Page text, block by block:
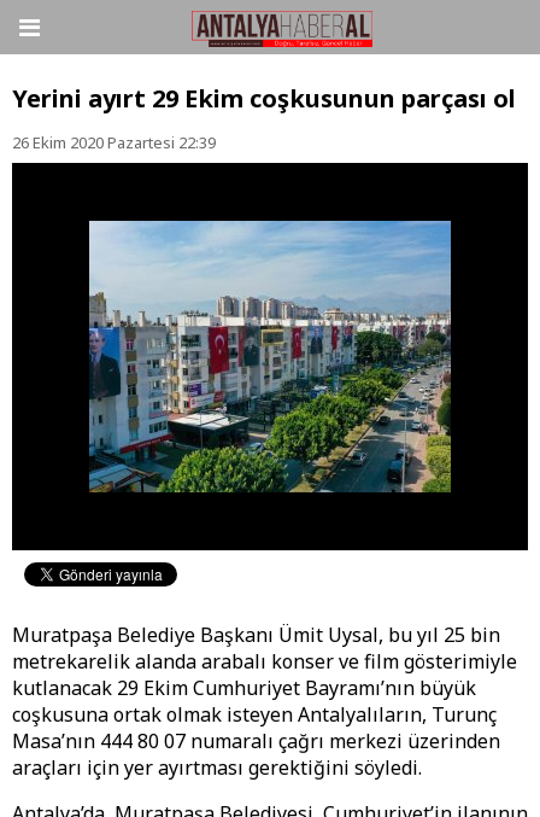
Yerini ayırt 29 Ekim coşkusunun parçası ol
26 Ekim 2020 Pazartesi 22:39
Muratpaşa Belediye Başkanı Ümit Uysal, bu yıl 25 bin
metrekarelik alanda arabalı konser ve film gösterimiyle
kutlanacak 29 Ekim Cumhuriyet Bayramı’nın büyük
coşkusuna ortak olmak isteyen Antalyalıların, Turunç
Masa’nın 444 80 07 numaralı çağrı merkezi üzerinden
araçları için yer ayırtması gerektiğini söyledi.